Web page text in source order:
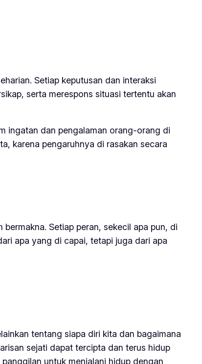
Setiap keputusan dan interaksi
serta merespons situasi tertentu akan
ingatan dan pengalaman orang-orang di
karena pengaruhnya di rasakan secara
Setiap peran, sekecil apa pun, di
apa yang di capai, tetapi juga dari apa
tentang siapa diri kita dan bagaimana
sejati dapat tercipta dan terus hidup
untuk menjalani hidup dengan